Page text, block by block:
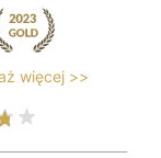
więcej >>